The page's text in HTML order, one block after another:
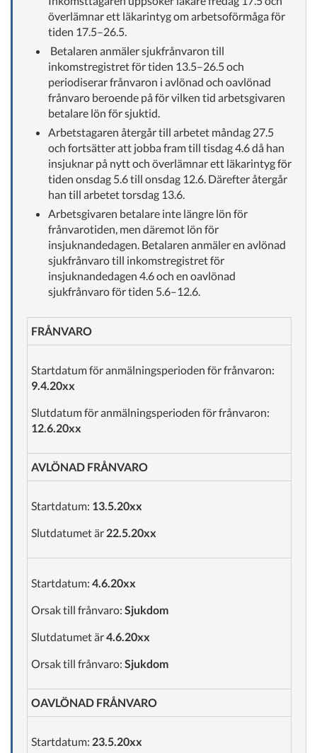
överlämnar ett läkarintyg om arbetsoförmåga för
tiden 17.5–26.5.
Betalaren anmäler sjukfrånvaron till
inkomstregistret för tiden 13.5–26.5 och
periodiserar frånvaron i avlönad och oavlönad
frånvaro beroende på för vilken tid arbetsgivaren
betalare lön för sjuktid.
Arbetstagaren återgår till arbetet måndag 27.5
och fortsätter att jobba fram till tisdag 4.6 då han
insjuknar på nytt och överlämnar ett läkarintyg för
tiden onsdag 5.6 till onsdag 12.6. Därefter återgår
han till arbetet torsdag 13.6.
Arbetsgivaren betalare inte längre lön för
frånvarotiden, men däremot lön för
insjuknandedagen. Betalaren anmäler en avlönad
sjukfrånvaro till inkomstregistret för
insjuknandedagen 4.6 och en oavlönad
sjukfrånvaro för tiden 5.6–12.6.
FRÅNVARO
Startdatum för anmälningsperioden för frånvaron:
9.4.20xx
Slutdatum för anmälningsperioden för frånvaron:
12.6.20xx
AVLÖNAD FRÅNVARO
Startdatum: 13.5.20xx
Slutdatumet är 22.5.20xx
Startdatum: 4.6.20xx
Orsak till frånvaro: Sjukdom
Slutdatumet är4.6.20xx
Orsak till frånvaro: Sjukdom
OAVLÖNAD FRÅNVARO
Startdatum: 23.5.20xx